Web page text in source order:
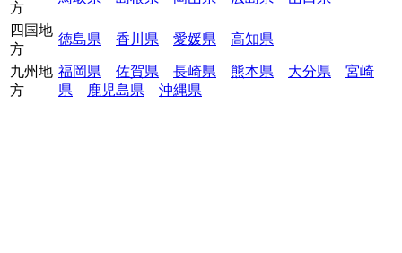
方
四国地
方
徳島県 香川県 愛媛県 高知県
九州地
方
福岡県 佐賀県 長崎県 熊本県 大分県
宮崎
県
鹿児島県 沖縄県